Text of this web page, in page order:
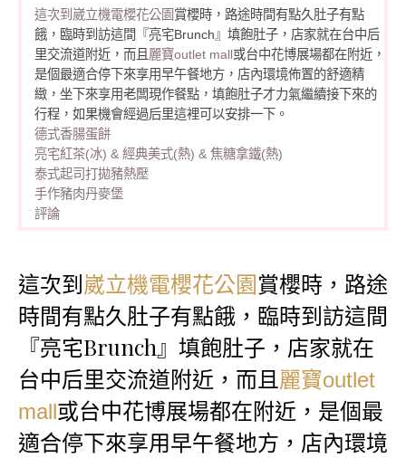
這次到 崴立機電櫻花公園賞櫻時，路途時間有點久肚子有點
餓，臨時到訪這間『亮宅Brunch』填飽肚子，店家就在台中后
里交流道附近，而且 麗寶outlet mall或台中花博展場都在附近，
是個最適合停下來享用早午餐地方，店內環境佈置的舒適精
緻，坐下來享用老闆現作餐點，填飽肚子才力氣繼續接下來的
行程，如果機會經過后里這裡可以安排一下。
德式香腸蛋餅
亮宅紅茶(冰) & 經典美式(熱) & 焦糖拿鐵(熱)
泰式起司打拋豬熱壓
手作豬肉丹麥堡
評論
這次到崴立機電櫻花公園 賞櫻時，路途
時間有點久肚子有點餓，臨時到訪這間
『亮宅Brunch』填飽肚子，店家就在
台中后里交流道附近，而且 麗寶outlet
mall或台中花博展場都在附近，是個最
適合停下來享用早午餐地方，店內環境